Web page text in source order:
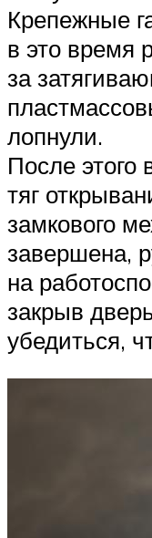
Крепежные
в это время
за
лопнули.
После этого
тяг
замкового
завершена,
на
закрыв
убедиться,